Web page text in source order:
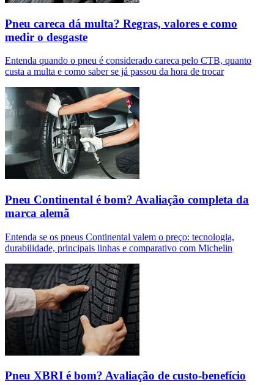
Pneu careca dá multa? Regras, valores e como
medir o desgaste
Entenda quando o pneu é considerado careca pelo CTB, quanto
custa a multa e como saber se já passou da hora de trocar
Pneu Continental é bom? Avaliação completa da
marca alemã
Entenda se os pneus Continental valem o preço: tecnologia,
durabilidade, principais linhas e comparativo com Michelin
Pneu XBRI é bom? Avaliação de custo-benefício